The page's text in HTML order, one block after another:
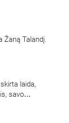
Žaną Talandį.
laida,
savo
bei